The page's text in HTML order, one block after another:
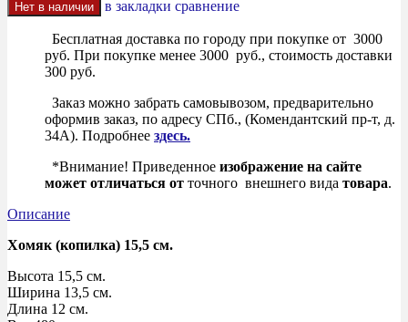
в закладки сравнение
Бесплатная доставка по городу при покупке от 3000
руб. При покупке менее 3000 руб., стоимость доставки
300 руб.
Заказ можно забрать самовывозом, предварительно
оформив заказ, по адресу СПб., (Комендантский пр-т, д.
34А). Подробнее здесь.
*Внимание! Приведенное изображение на сайте
может отличаться от точного внешнего вида товара.
Описание
Хомяк (копилка) 15,5 см.
Высота 15,5 см.
Ширина 13,5 см.
Длина 12 см.